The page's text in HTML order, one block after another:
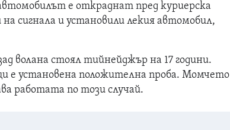
е откраднат пред куриерска
сигнала и установили лекия автомобил,
волана стоял тийнейджър на 17 години.
е установена положителна проба. Момчето
работата по този случай.